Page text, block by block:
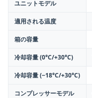
ユニットモデル
適用される温度
箱の容量
冷却容量 (0°C/+30°C)
冷却容量 (−18°C/+30°C)
コンプレッサーモデル